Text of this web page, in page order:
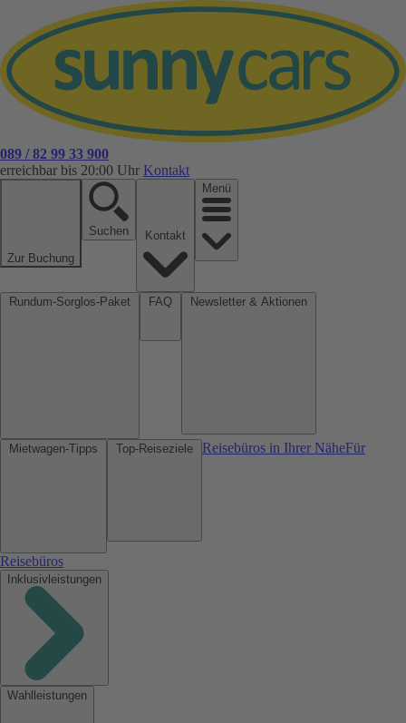
089 / 82 99 33 900
erreichbar bis 20:00 Uhr Kontakt
Zur Buchung
Suchen
Menü
Reisebüros in Ihrer NäheFür
Reisebüros
Inklusivleistungen
Wahlleistungen